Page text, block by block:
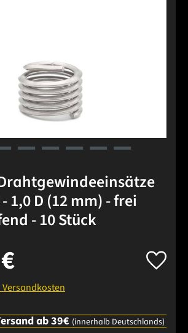
1,0 D (12 mm) - frei
- 10 Stück
Versandkosten
ab 39€ (innerhalb Deutschlands)